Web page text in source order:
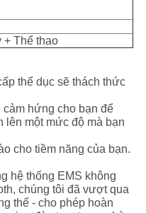
+ Thể thao
thể dục sẽ thách thức
hứng cho bạn để
lên một mức độ mà bạn
cho tiềm năng của bạn.
hệ thống EMS không
chúng tôi đã vượt qua
thể - cho phép hoàn